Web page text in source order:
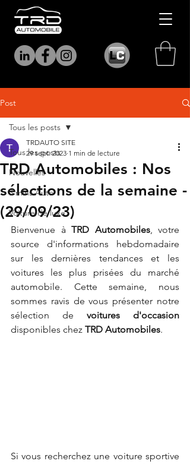
Post
Tous les posts
Nouvelles
3 mins Auto
Voiture de luxe
Tous les posts
TRD Automobiles : Nos
sélections de la semaine -
(29/09/23)
TRDAUTO SITE
29 sept. 2023 1 min de lecture
Bienvenue à TRD Automobiles, votre
source d'informations hebdomadaire
sur les dernières tendances et les
voitures les plus prisées du marché
automobile. Cette semaine, nous
sommes ravis de vous présenter notre
sélection de
disponibles chez TRD Automobiles.
Si vous recherchez une voiture sportive